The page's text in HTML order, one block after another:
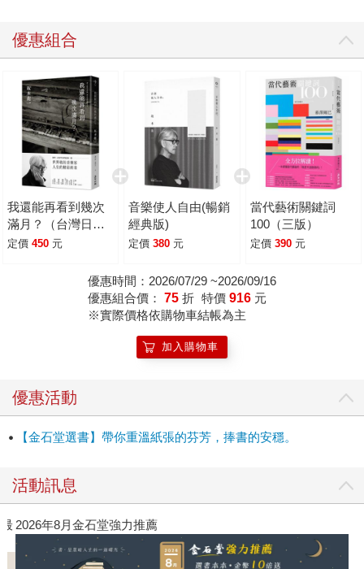
敬」。還有一次是他在夏威夷療養時，這位使用替代療法的
帶，躺三十分鐘。據說此療法對於放射治療所累積的毒素具
有排毒效果，但要躺著完全不動躺三十分鐘，甚至要戴上耳
機聽他媽媽挑選的樂曲，還有媽媽唱的歌。「音樂人」坂本
龍一只好和醫生說：「我不喜歡聽音樂，耳機就別戴了。」
這些，都是坂本龍一真實的另一面。 《我還能再看到幾次滿
月？》有教授最真切的理念、也有他的未竟之志；這是一本
倒數遺言書，也是坂本龍一影響未來最重要的一本書。
優惠組合
我還能再看到幾次
滿月？（台灣日本
同步上市）
定價 450 元
音樂使人自由(暢銷
經典版)
定價 380 元
當代藝術關鍵詞
100（三版）
定價 390 元
優惠時間：2026/07/29 ~2026/09/16
優惠組合價： 75 折 特價 916 元
※實際價格依購物車結帳為主
加入購物車
優惠活動
【金石堂選書】帶你重溫紙張的芬芳，捧書的安穩。
活動訊息
2026年8月金石堂強力推薦